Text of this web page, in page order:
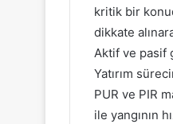
kritik bir
dikkate
Aktif ve pasif
Yatırım
PUR ve PIR
ile yangının